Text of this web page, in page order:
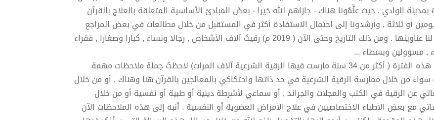
بمدينة الوادي , حيث علَّمُونا هناك - جازاهم الله خيرا - بعضَ المبادئ الأساسية المتعلقة بالعلاج بالقرآن
أو ثلاثة , وأرشدونا إلى احتمال الاستفادة أكثر في المستقبل من خلال مطالعات في بعض المراجع
ذكروا لنا عناوينها . ومن ذلك التاريخ وحتى الآن ( 2019 م) رقيتُ آلاف الأشخاص , رجالا ونساء , كبارا وصغارا , فقراء
, مسؤولين وبسطاء ...
وخلال هذه الفترة ( أكثر من 34 سنة مارست فيها الرقية الشرعية آلاف المرات) لاحظتُ جملة ملاحظات مهمة
سواء من خلال ممارسة الرقية الشرعية في حد ذاتها واحتكاكي بالمعالجين بالقرآن هنا وهناك , أو من خلال
عن الرقية في الكتب والمجلات والجرائد , أو سماعي لأشرطة دينية أو طبية أو نفسية أو من خلال
مع بعضِ الأطباء الاختصاصيين في علاج الأمراض العضوية أو النفسية . أنبه إلى هذه الملاحظات الآن